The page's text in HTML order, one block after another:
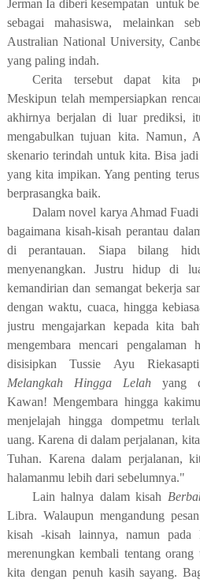
Jerman Ia diberi kesempatan untuk
sebagai mahasiswa, melainkan
Australian National University,
yang paling indah.
Cerita tersebut dapat kita
Meskipun telah mempersiapkan
akhirnya berjalan di luar prediksi,
mengabulkantujuan kita. Namun,
skenario terindah untuk kita. Bisa
yang kita impikan. Yangpenting
berprasangka baik.
Dalam novel karya Ahmad
bagaimana kisah-kisah perantau
di perantauan. Siapa bilang
menyenangkan. Justru hidup di
kemandirian dan semangat bekerja
dengan waktu, cuaca, hingga
justru mengajarkan kepada kita
mengembara mencari
disisipkan Tussie Ayu
Melangkah Hingga Lelahyang
Kawan!Mengembara hingga
menjelajah hingga dompetmu
uang. Karena di dalam perjalanan,
Tuhan. Karena dalam perjalanan,
halamanmu lebih dari sebelumnya."
Lain halnya dalam kisah
Libra. Walaupun mengandung
kisah -kisah lainnya, namun
merenungkan kembali tentang orang
kita dengan penuh kasih sayang.